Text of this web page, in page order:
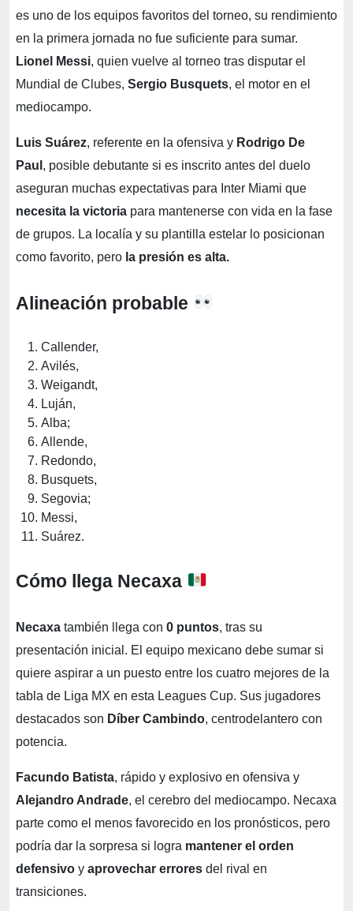
es uno de los equipos favoritos del torneo, su rendimiento
en la primera jornada no fue suficiente para sumar.
Lionel Messi, quien vuelve al torneo tras disputar el
Mundial de Clubes, Sergio Busquets, el motor en el
mediocampo.
Luis Suárez, referente en la ofensiva y Rodrigo De
Paul , posible debutante si es inscrito antes del duelo
aseguran muchas expectativas para Inter Miami que
necesita la victoria para mantenerse con vida en la fase
de grupos. La localía y su plantilla estelar lo posicionan
como favorito, pero la presión es alta.
Alineación probable
Callender,
Avilés,
Weigandt,
Luján,
Alba;
Allende,
Redondo,
Busquets,
Segovia;
Messi,
Suárez.
Cómo llega Necaxa
Necaxa también llega con 0 puntos, tras su
presentación inicial. El equipo mexicano debe sumar si
quiere aspirar a un puesto entre los cuatro mejores de la
tabla de Liga MX en esta Leagues Cup. Sus jugadores
destacados son Díber Cambindo, centrodelantero con
potencia.
Facundo Batista, rápido y explosivo en ofensiva y
Alejandro Andrade, el cerebro del mediocampo. Necaxa
parte como el menos favorecido en los pronósticos, pero
podría dar la sorpresa si logra mantener el orden
defensivo y aprovechar errores del rival en
transiciones.